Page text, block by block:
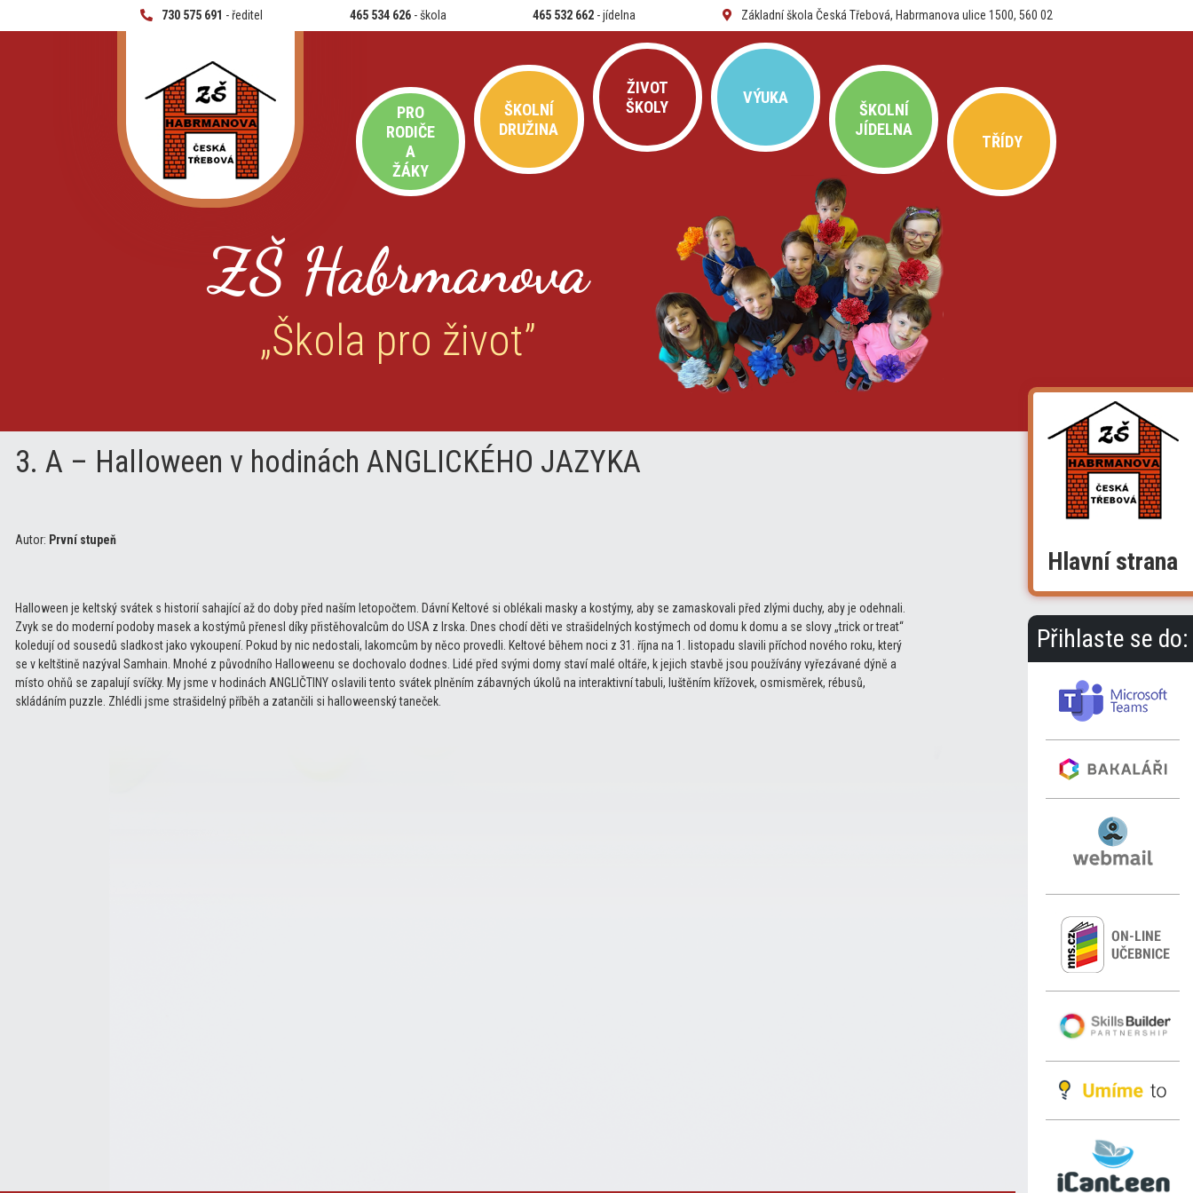
730 575 691 - ředitel 465 534 626- škola 465 532 662 - jídelna Základní škola Česká Třebová, Habrmanova ulice 1500, 560 02
PRO
RODIČE
A
ŽÁKY
ŠKOLNÍ
DRUŽINA
ŽIVOT
ŠKOLY
VÝUKA
ŠKOLNÍ
JÍDELNA
TŘÍDY
ZŠ Habrmanova
„Škola pro život”
Hlavní strana
Přihlaste se do:
3. A – Halloween v hodinách ANGLICKÉHO JAZYKA
Autor: První stupeň
Halloween je keltský svátek s historií sahající až do doby před naším letopočtem. Dávní Keltové si oblékali masky a kostýmy, aby se zamaskovali před zlými duchy, aby je odehnali.
Zvyk se do moderní podoby masek a kostýmů přenesl díky přistěhovalcům do USA z Irska. Dnes chodí děti ve strašidelných kostýmech od domu k domu a se slovy „trick or treat“
koledují od sousedů sladkost jako vykoupení. Pokud by nic nedostali, lakomcům by něco provedli. Keltové během noci z 31. října na 1. listopadu slavili příchod nového roku, který
se v keltštině nazýval Samhain. Mnohé z původního Halloweenu se dochovalo dodnes. Lidé před svými domy staví malé oltáře, k jejich stavbě jsou používány vyřezávané dýně a
místo ohňů se zapalují svíčky. My jsme v hodinách ANGLIČTINY oslavili tento svátek plněním zábavných úkolů na interaktivní tabuli, luštěním křížovek, osmisměrek, rébusů,
skládáním puzzle. Zhlédli jsme strašidelný příběh a zatančili si halloweenský taneček.